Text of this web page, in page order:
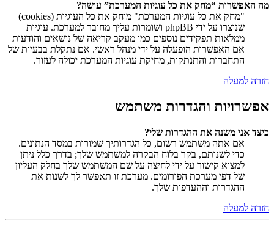
מה האפשרות “מחק את כל עוגיות המערכת” עושה?
"מחק את כל עוגיות המערכת" מוחק את כל העוגיות (cookies)
שנוצרו על ידי phpBB ושומרות עליך מחובר למערכת. עוגיות
ממלאות תפקידים נוספים כמו מעקב קריאה של נושאים והודעות
אם האפשרות הופעלה על ידי מנהל ראשי. אם נתקלת בבעיות של
התחברות והתנתקות, מחיקת עוגיות המערכת יכולה לעזור.
חזרה למעלה
אפשרויות והגדרות משתמש
כיצד אני משנה את ההגדרות שלי?
אם אתה משתמש רשום, כל הגדרותיך שמורות במסד הנתונים.
כדי לשנותם, בקר בלוח הבקרה למשתמש שלך; בדרך כלל ניתן
למצוא קישור על ידי לחיצה על שם המשתמש שלך בחלק העליון
של דפי מערכת הפורומים. מערכת זו תאפשר לך לשנות את
ההגדרות וההעדפות שלך.
חזרה למעלה